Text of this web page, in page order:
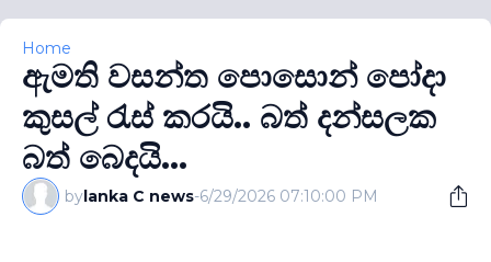
Home
ඇමති වසන්ත පොසොන් පෝදා
කුසල් රැස් කරයි.. බත් දන්සලක
බත් බෙදයි...
bylanka C news-6/29/2026 07:10:00 PM